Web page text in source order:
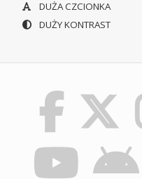
DUŻA CZCIONKA
DUŻY KONTRAST